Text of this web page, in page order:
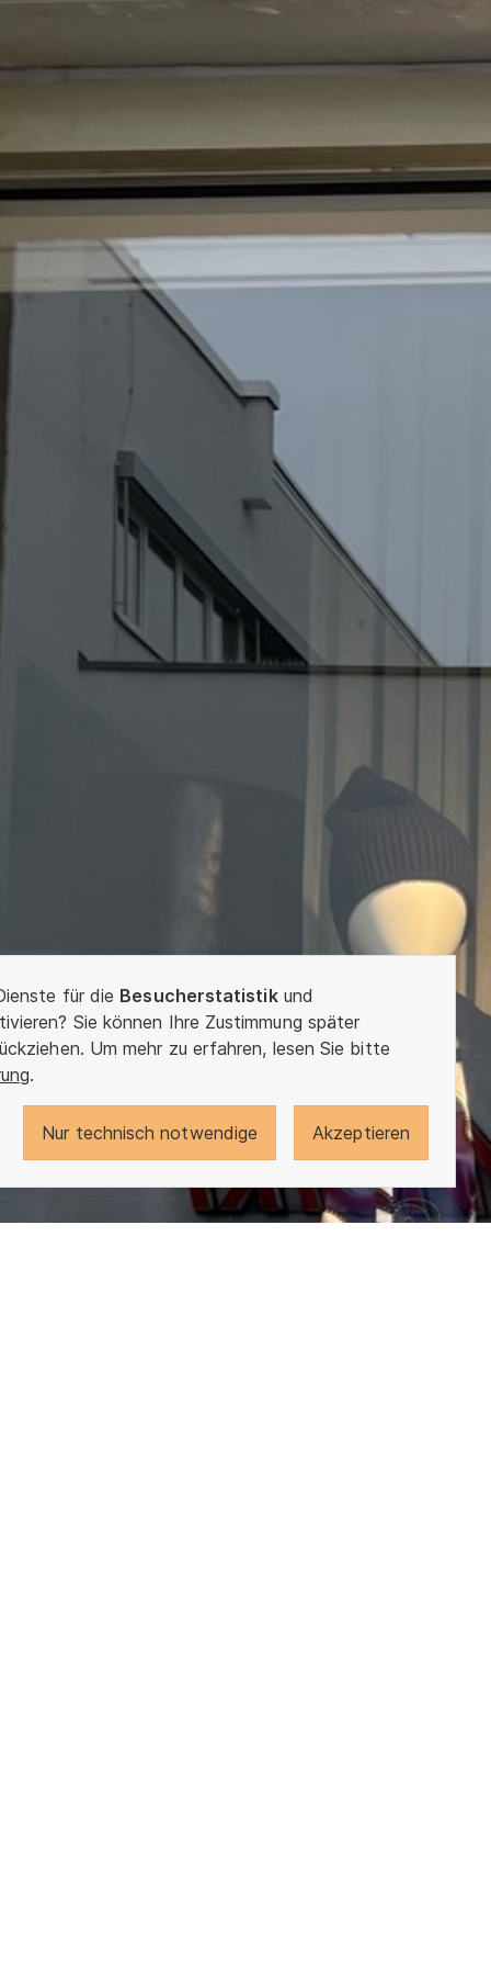
für die Besucherstatistikund
Sie können Ihre Zustimmung später
Um mehr zu erfahren, lesen Sie bitte
.
Nur technisch notwendige Akzeptieren